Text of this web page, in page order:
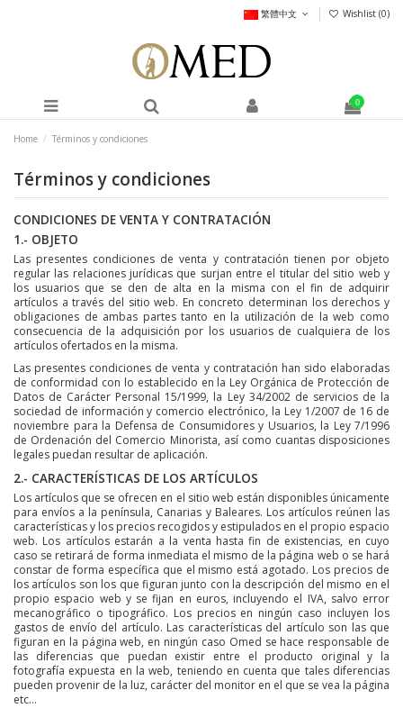
繁體中文 Wishlist (0)
0
Home Términos y condiciones
Términos y condiciones
CONDICIONES DE VENTA Y CONTRATACIÓN
1.- OBJETO
Las presentes condiciones de venta y contratación tienen por objeto
regular las relaciones jurídicas que surjan entre el titular del sitio web y
los usuarios que se den de alta en la misma con el fin de adquirir
artículos a través del sitio web. En concreto determinan los derechos y
obligaciones de ambas partes tanto en la utilización de la web como
consecuencia de la adquisición por los usuarios de cualquiera de los
artículos ofertados en la misma.
Las presentes condiciones de venta y contratación han sido elaboradas
de conformidad con lo establecido en la Ley Orgánica de Protección de
Datos de Carácter Personal 15/1999, la Ley 34/2002 de servicios de la
sociedad de información y comercio electrónico, la Ley 1/2007 de 16 de
noviembre para la Defensa de Consumidores y Usuarios, la Ley 7/1996
de Ordenación del Comercio Minorista, así como cuantas disposiciones
legales puedan resultar de aplicación.
2.- CARACTERÍSTICAS DE LOS ARTÍCULOS
Los artículos que se ofrecen en el sitio web están disponibles únicamente
para envíos a la península, Canarias y Baleares. Los artículos reúnen las
características y los precios recogidos y estipulados en el propio espacio
web. Los artículos estarán a la venta hasta fin de existencias, en cuyo
caso se retirará de forma inmediata el mismo de la página web o se hará
constar de forma específica que el mismo está agotado. Los precios de
los artículos son los que figuran junto con la descripción del mismo en el
propio espacio web y se fijan en euros, incluyendo el IVA, salvo error
mecanográfico o tipográfico. Los precios en ningún caso incluyen los
gastos de envío del artículo. Las características del artículo son las que
figuran en la página web, en ningún caso Omed se hace responsable de
las diferencias que puedan existir entre el producto original y la
fotografía expuesta en la web, teniendo en cuenta que tales diferencias
pueden provenir de la luz, carácter del monitor en el que se vea la página
etc…